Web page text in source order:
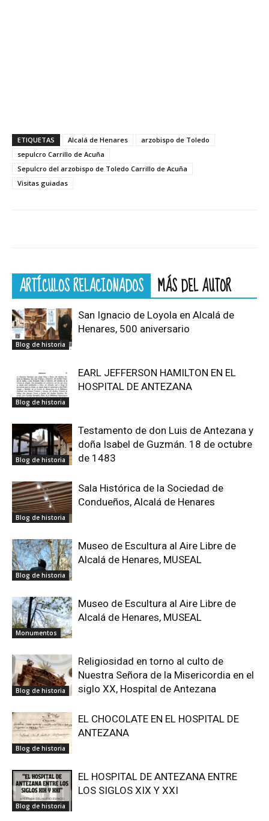
ETIQUETAS Alcalá de Henares
arzobispo de Toledo
sepulcro Carrillo de Acuña
Sepulcro del arzobispo de Toledo Carrillo de Acuña
Visitas guiadas
ARTÍCULOS RELACIONADOS MÁS DEL AUTOR
Blog de historia
San Ignacio de Loyola en Alcalá de
Henares, 500 aniversario
Blog de historia
EARL JEFFERSON HAMILTON EN EL
HOSPITAL DE ANTEZANA
Blog de historia
Testamento de don Luis de Antezana y
doña Isabel de Guzmán. 18 de octubre
de 1483
Blog de historia
Sala Histórica de la Sociedad de
Condueños, Alcalá de Henares
Blog de historia
Museo de Escultura al Aire Libre de
Alcalá de Henares, MUSEAL
Monumentos
Museo de Escultura al Aire Libre de
Alcalá de Henares, MUSEAL
Blog de historia
Religiosidad en torno al culto de
Nuestra Señora de la Misericordia en el
siglo XX, Hospital de Antezana
Blog de historia
EL CHOCOLATE EN EL HOSPITAL DE
ANTEZANA
Blog de historia
EL HOSPITAL DE ANTEZANA ENTRE
LOS SIGLOS XIX Y XXI